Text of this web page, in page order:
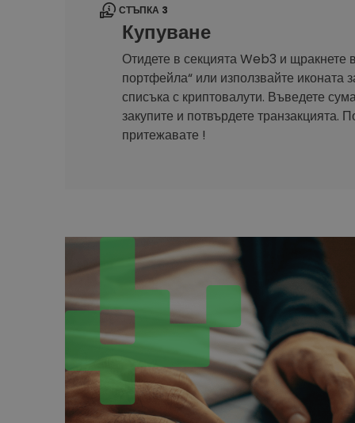
СТЪПКА 3
Купуване
Отидете в секцията Web3 и щракнете
портфейла“ или използвайте иконата
списъка с криптовалути. Въведете
закупите и потвърдете транзакцията.
притежавате !